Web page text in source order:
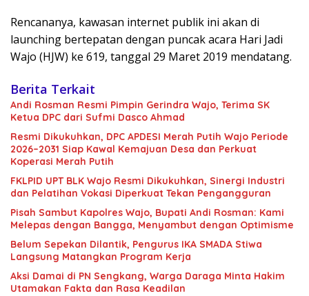
Rencananya, kawasan internet publik ini akan di
launching bertepatan dengan puncak acara Hari Jadi
Wajo (HJW) ke 619, tanggal 29 Maret 2019 mendatang.
Berita Terkait
Andi Rosman Resmi Pimpin Gerindra Wajo, Terima SK
Ketua DPC dari Sufmi Dasco Ahmad
Resmi Dikukuhkan, DPC APDESI Merah Putih Wajo Periode
2026–2031 Siap Kawal Kemajuan Desa dan Perkuat
Koperasi Merah Putih
FKLPID UPT BLK Wajo Resmi Dikukuhkan, Sinergi Industri
dan Pelatihan Vokasi Diperkuat Tekan Pengangguran
Pisah Sambut Kapolres Wajo, Bupati Andi Rosman: Kami
Melepas dengan Bangga, Menyambut dengan Optimisme
Belum Sepekan Dilantik, Pengurus IKA SMADA Stiwa
Langsung Matangkan Program Kerja
Aksi Damai di PN Sengkang, Warga Daraga Minta Hakim
Utamakan Fakta dan Rasa Keadilan